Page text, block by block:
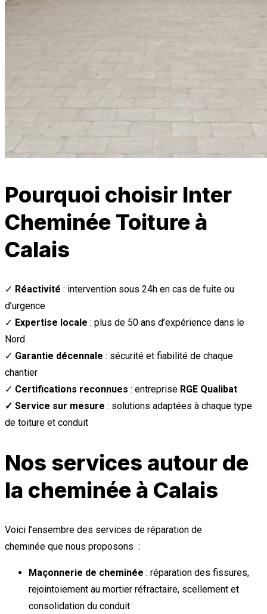
Pourquoi choisir Inter
Cheminée Toiture à
Calais
✓ Réactivité : intervention sous 24h en cas de fuite ou
d’urgence
✓ Expertise locale : plus de 50 ans d’expérience dans le
Nord
✓ Garantie décennale : sécurité et fiabilité de chaque
chantier
✓ Certifications reconnues : entreprise RGE Qualibat
✓ Service sur mesure : solutions adaptées à chaque type
de toiture et conduit
Nos services autour de
la cheminée à Calais
Voici l’ensembre des services de réparation de
cheminée que nous proposons :
Maçonnerie de cheminée : réparation des fissures,
rejointoiement au mortier réfractaire, scellement et
consolidation du conduit